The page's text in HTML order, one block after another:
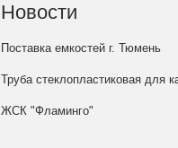
Новости
Поставка емкостей г. Тюмень
Труба стеклопластиковая для
ЖСК "Фламинго"